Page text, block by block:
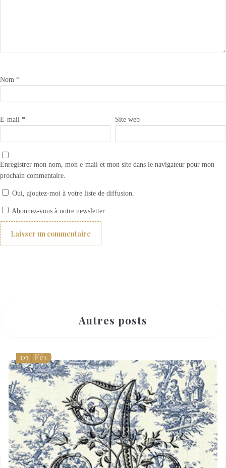
Nom *
E-mail * Site web
Enregistrer mon nom, mon e-mail et mon site dans le navigateur pour mon
prochain commentaire.
Oui, ajoutez-moi à votre liste de diffusion.
Abonnez-vous à notre newsletter
Autres posts
01 Fév